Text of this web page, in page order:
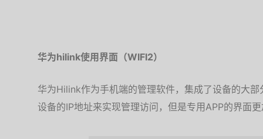
华为hilink使用界面（WIFI2）
华为Hilink作为手机端的管理软件，集成了设备的大
设备的IP地址来实现管理访问，但是专用APP的界面